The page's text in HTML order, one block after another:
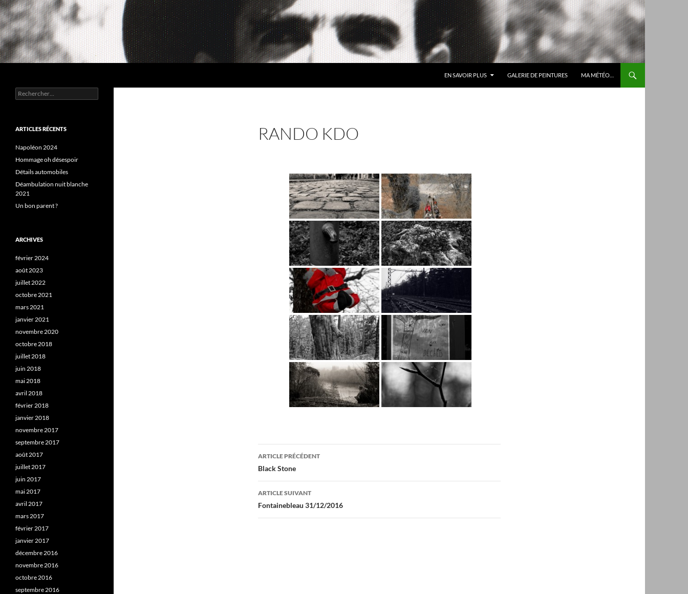
Aller
au
contenu
EN SAVOIR PLUS GALERIE DE PEINTURES MA MÉTÉO…
RANDO KDO
Navigation
des
articles
ARTICLE PRÉCÉDENT
Black Stone
ARTICLE SUIVANT
Fontainebleau 31/12/2016
Rechercher :
ARTICLES RÉCENTS
Napoléon 2024
Hommage oh désespoir
Détails automobiles
Déambulation nuit blanche
2021
Un bon parent ?
ARCHIVES
février 2024
août 2023
juillet 2022
octobre 2021
mars 2021
janvier 2021
novembre 2020
octobre 2018
juillet 2018
juin 2018
mai 2018
avril 2018
février 2018
janvier 2018
novembre 2017
septembre 2017
août 2017
juillet 2017
juin 2017
mai 2017
avril 2017
mars 2017
février 2017
janvier 2017
décembre 2016
novembre 2016
octobre 2016
septembre 2016